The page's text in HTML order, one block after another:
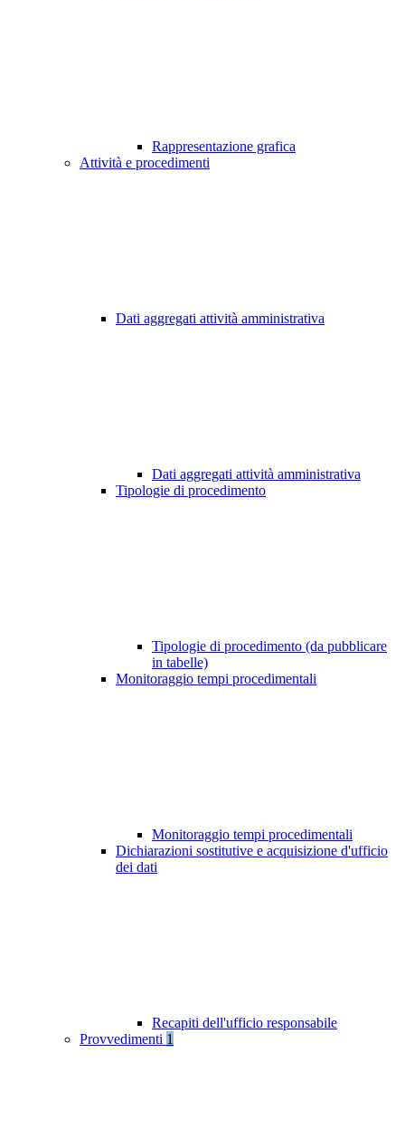
Rappresentazione grafica
Attività e procedimenti
Dati aggregati attività amministrativa
Dati aggregati attività amministrativa
Tipologie di procedimento
Tipologie di procedimento (da pubblicare
in tabelle)
Monitoraggio tempi procedimentali
Monitoraggio tempi procedimentali
Dichiarazioni sostitutive e acquisizione d'ufficio
dei dati
Recapiti dell'ufficio responsabile
Provvedimenti 1